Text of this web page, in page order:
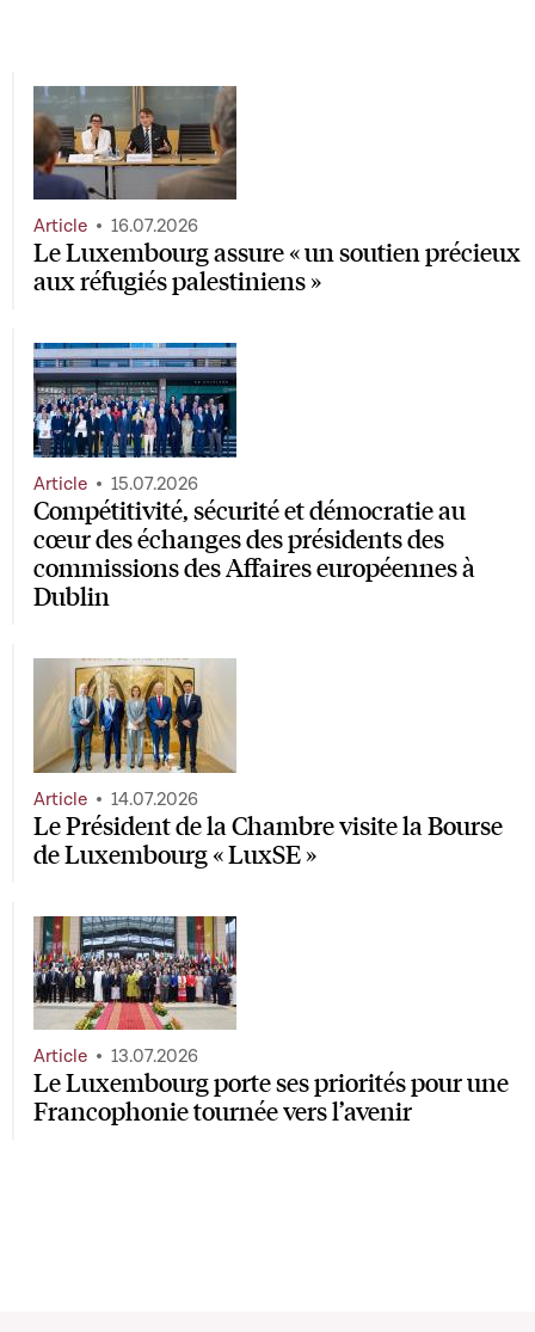
Le Luxembourg assure « un soutien précieux
aux réfugiés palestiniens »
Article 16.07.2026
Compétitivité, sécurité et démocratie au
cœur des échanges des présidents des
commissions des Affaires européennes à
Dublin
Article 15.07.2026
Le Président de la Chambre visite la Bourse
de Luxembourg « LuxSE »
Article 14.07.2026
Le Luxembourg porte ses priorités pour une
Francophonie tournée vers l’avenir
Article 13.07.2026